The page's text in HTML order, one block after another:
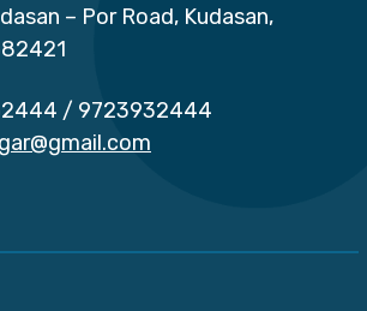
– Por Road, Kudasan,
/ 9723932444